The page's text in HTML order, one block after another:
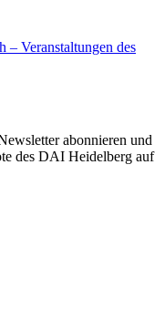
– Veranstaltungen des
abonnieren und
des DAI Heidelberg auf